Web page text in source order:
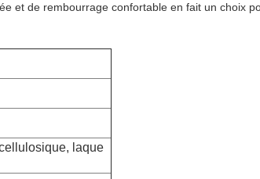
et de rembourrage confortable en fait un choix
laque